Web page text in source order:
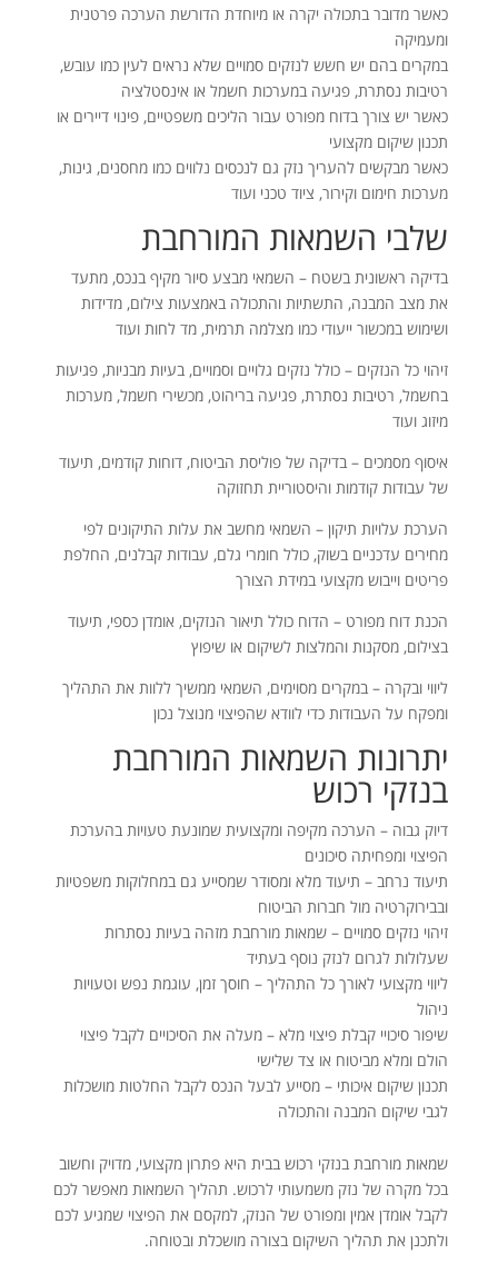
כאשר מדובר בתכולה יקרה או מיוחדת הדורשת הערכה פרטנית
ומעמיקה
במקרים בהם יש חשש לנזקים סמויים שלא נראים לעין כמו עובש,
רטיבות נסתרת, פגיעה במערכות חשמל או אינסטלציה
כאשר יש צורך בדוח מפורט עבור הליכים משפטיים, פינוי דיירים או
תכנון שיקום מקצועי
כאשר מבקשים להעריך נזק גם לנכסים נלווים כמו מחסנים, גינות,
מערכות חימום וקירור, ציוד טכני ועוד
שלבי השמאות המורחבת
בדיקה ראשונית בשטח – השמאי מבצע סיור מקיף בנכס, מתעד
את מצב המבנה, התשתיות והתכולה באמצעות צילום, מדידות
ושימוש במכשור ייעודי כמו מצלמה תרמית, מד לחות ועוד
זיהוי כל הנזקים – כולל נזקים גלויים וסמויים, בעיות מבניות, פגיעות
בחשמל, רטיבות נסתרת, פגיעה בריהוט, מכשירי חשמל, מערכות
מיזוג ועוד
איסוף מסמכים – בדיקה של פוליסת הביטוח, דוחות קודמים, תיעוד
של עבודות קודמות והיסטוריית תחזוקה
הערכת עלויות תיקון – השמאי מחשב את עלות התיקונים לפי
מחירים עדכניים בשוק, כולל חומרי גלם, עבודות קבלנים, החלפת
פריטים וייבוש מקצועי במידת הצורך
הכנת דוח מפורט – הדוח כולל תיאור הנזקים, אומדן כספי, תיעוד
בצילום, מסקנות והמלצות לשיקום או שיפוץ
ליווי ובקרה – במקרים מסוימים, השמאי ממשיך ללוות את התהליך
ומפקח על העבודות כדי לוודא שהפיצוי מנוצל נכון
יתרונות השמאות המורחבת
בנזקי רכוש
דיוק גבוה – הערכה מקיפה ומקצועית שמונעת טעויות בהערכת
הפיצוי ומפחיתה סיכונים
תיעוד נרחב – תיעוד מלא ומסודר שמסייע גם במחלוקות משפטיות
ובבירוקרטיה מול חברות הביטוח
זיהוי נזקים סמויים – שמאות מורחבת מזהה בעיות נסתרות
שעלולות לגרום לנזק נוסף בעתיד
ליווי מקצועי לאורך כל התהליך – חוסך זמן, עוגמת נפש וטעויות
ניהול
שיפור סיכויי קבלת פיצוי מלא – מעלה את הסיכויים לקבל פיצוי
הולם ומלא מביטוח או צד שלישי
תכנון שיקום איכותי – מסייע לבעל הנכס לקבל החלטות מושכלות
לגבי שיקום המבנה והתכולה
שמאות מורחבת בנזקי רכוש בבית היא פתרון מקצועי, מדויק וחשוב
בכל מקרה של נזק משמעותי לרכוש. תהליך השמאות מאפשר לכם
לקבל אומדן אמין ומפורט של הנזק, למקסם את הפיצוי שמגיע לכם
ולתכנן את תהליך השיקום בצורה מושכלת ובטוחה.